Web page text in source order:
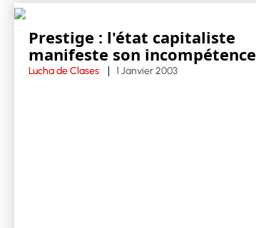
Prestige : l'état capitaliste
manifeste son incompétence
Lucha de Clases 1 Janvier 2003